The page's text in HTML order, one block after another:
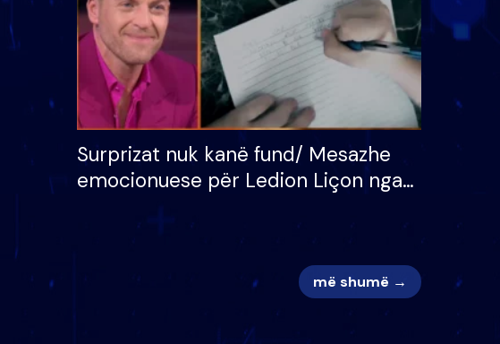
Surprizat nuk kanë fund/ Mesazhe
emocionuese për Ledion Liçon nga
më shumë →